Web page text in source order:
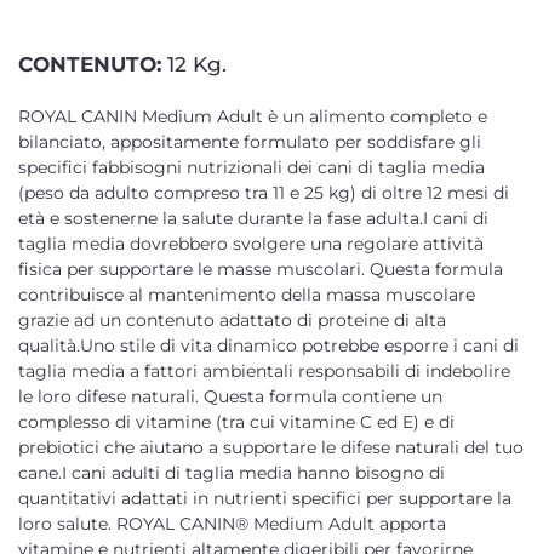
CONTENUTO: 12 Kg.
ROYAL CANIN Medium Adult è un alimento completo e
bilanciato, appositamente formulato per soddisfare gli
specifici fabbisogni nutrizionali dei cani di taglia media
(peso da adulto compreso tra 11 e 25 kg) di oltre 12 mesi di
età e sostenerne la salute durante la fase adulta.I cani di
taglia media dovrebbero svolgere una regolare attività
fisica per supportare le masse muscolari. Questa formula
contribuisce al mantenimento della massa muscolare
grazie ad un contenuto adattato di proteine di alta
qualità.Uno stile di vita dinamico potrebbe esporre i cani di
taglia media a fattori ambientali responsabili di indebolire
le loro difese naturali. Questa formula contiene un
complesso di vitamine (tra cui vitamine C ed E) e di
prebiotici che aiutano a supportare le difese naturali del tuo
cane.I cani adulti di taglia media hanno bisogno di
quantitativi adattati in nutrienti specifici per supportare la
loro salute. ROYAL CANIN® Medium Adult apporta
vitamine e nutrienti altamente digeribili per favorirne